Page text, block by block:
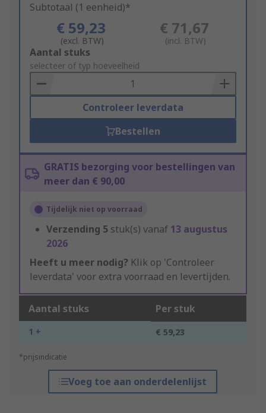
Subtotaal (1 eenheid)*
€ 59,23
(excl. BTW)
€ 71,67
(incl. BTW)
Add
to
Basket
Aantal stuks
selecteer of typ hoeveelheid
Controleer leverdata
Bestellen
GRATIS bezorging voor bestellingen van
meer dan € 90,00
Tijdelijk niet op voorraad
Verzending 5 stuk(s) vanaf 13 augustus
2026
Heeft u meer nodig? Klik op 'Controleer
leverdata' voor extra voorraad en levertijden.
Aantal stuks Per stuk
1 + € 59,23
*prijsindicatie
Voeg toe aan onderdelenlijst